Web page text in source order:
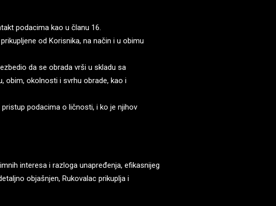
podacima kao u članu 16.
od Korisnika, na način i u obimu
da se obrada vrši u skladu sa
obim, okolnosti i svrhu obrade, kao i
podacima o ličnosti, i ko je njihov
interesa i razloga unapređenja, efikasnijeg
objašnjen, Rukovalac prikuplja i